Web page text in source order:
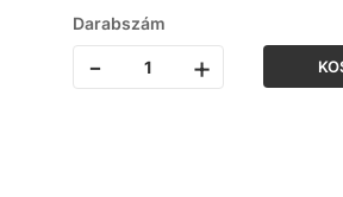
Darabszám
- +